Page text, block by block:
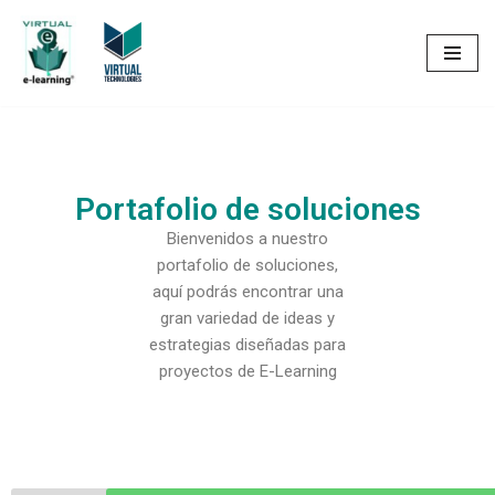
Saltar
al
Portafolio de soluciones
Bienvenidos a nuestro
portafolio de soluciones,
aquí podrás encontrar una
gran variedad de ideas y
estrategias diseñadas para
proyectos de E-Learning